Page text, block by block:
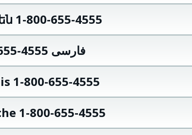
1-800-655-4555
فارسی 4555-655-800-1
1-800-655-4555
1-800-655-4555